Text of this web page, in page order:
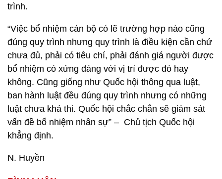
trình.
“Việc bổ nhiệm cán bộ có lẽ trường hợp nào cũng
đúng quy trình nhưng quy trình là điều kiện cần chứ
chưa đủ, phải có tiêu chí, phải đánh giá người được
bổ nhiệm có xứng đáng với vị trí được đó hay
không. Cũng giống như Quốc hội thông qua luật,
ban hành luật đều đúng quy trình nhưng có những
luật chưa khả thi. Quốc hội chắc chắn sẽ giám sát
vấn đề bổ nhiệm nhân sự” – Chủ tịch Quốc hội
khẳng định.
N. Huyền